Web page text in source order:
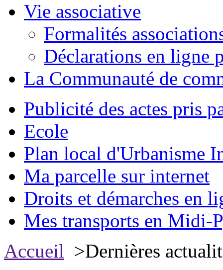
Vie associative
Formalités
Déclarations en ligne
La Communauté de
Publicité des actes pris
Ecole
Plan local d'Urbanisme
Ma parcelle sur internet
Droits et démarches en
Mes transports en Midi-
Accueil >Dernières